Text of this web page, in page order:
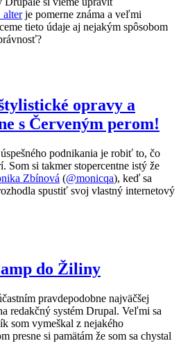
je pomerne známa a veľmi
tieto údaje aj nejakým spôsobom
opravy a
s Červeným perom!
podnikania je robiť to, čo
Som si takmer stopercentne istý že
Zbínová (@monicqa), keď sa
spustiť svoj vlastný internetový
do Žiliny
pravdepodobne najväčšej
redakčný systém Drupal. Veľmi sa
som vymeškal z nejakého
presne si pamätám že som sa chystal